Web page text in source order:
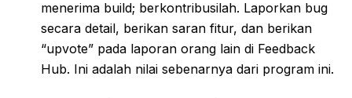
menerima build; berkontribusilah. Laporkan bug
secara detail, berikan saran fitur, dan berikan
“upvote” pada laporan orang lain di Feedback
Hub. Ini adalah nilai sebenarnya dari program ini.